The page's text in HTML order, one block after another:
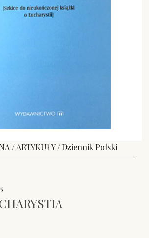
/ARTYKUŁY / Dziennik Polski